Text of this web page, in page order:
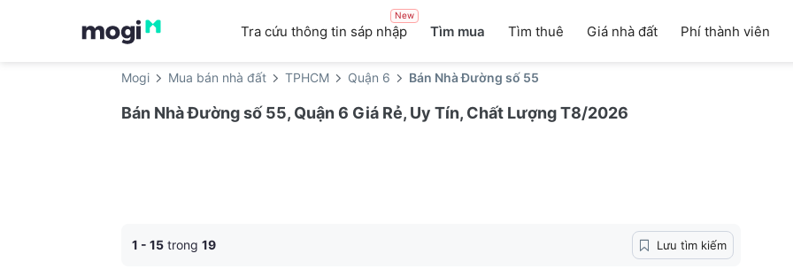
Tra cứu thông tin sáp nhập
New
Tìm mua Tìm thuê Giá nhà đất Phí thành viên
Mogi Mua bán nhà đất TPHCM Quận 6 Bán Nhà Đường số 55
Bán Nhà Đường số 55, Quận 6 Giá Rẻ, Uy Tín, Chất Lượng T8/2026
1 - 15 trong 19 Lưu tìm kiếm